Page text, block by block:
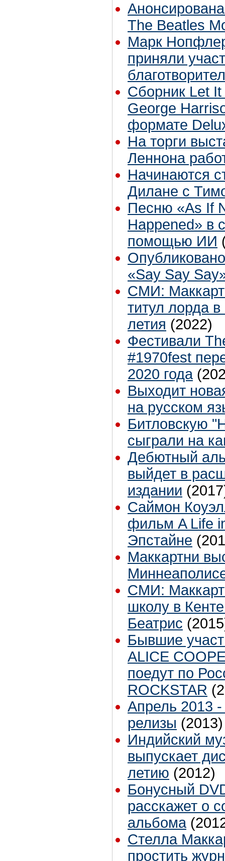
The Beatles
Марк
приняли
Сборник Let
George
формате
На торги
Леннона
Начинаются
Дилане с
Песню «As If
Happened» в
помощью ИИ
«Say Say
СМИ:
титул лорда в
летия (2022)
Фестивали
#1970fest
2020 года
Выходит
на русском
Битловскую
сыграли на
Дебютный
выйдет в
издании
Саймон
фильм A Life
Эпстайне
Маккартни
СМИ:
школу в
Беатрис
Бывшие
ALICE
поедут по
ROCKSTAR
Апрель 2013
релизы (2013)
Индийский
выпускает
летию (2012)
Бонусный
расскажет о
альбома
Стелла
простить